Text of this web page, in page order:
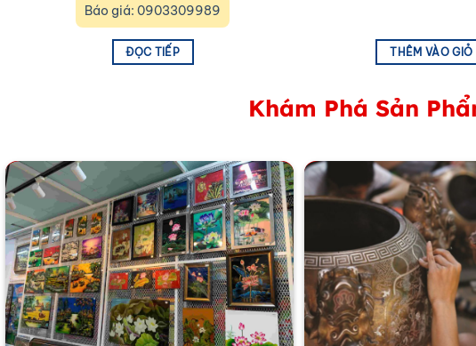
Báo giá: 0903309989
ĐỌC TIẾP THÊM VÀO GIỎ
Khám Phá Sản